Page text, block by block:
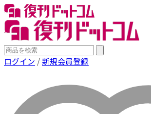
ログイン /新規会員登録